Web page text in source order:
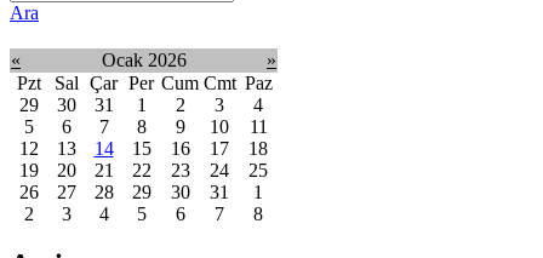
Ara
« Ocak 2026
»
Pzt
Sal Çar Per Cum Cmt Paz
29
30 31 1 2 3
4
5
6 7 8 9 10
11
12
13 14 15 16 17
18
19
20 21 22 23 24
25
26
27 28 29 30 31
1
2
3 4 5 6 7 8